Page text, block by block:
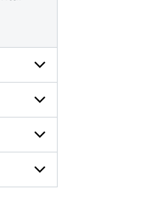
Undersidor
för
Radar
och
satellit
Undersidor
för
Väder
till
havs
Undersidor
för